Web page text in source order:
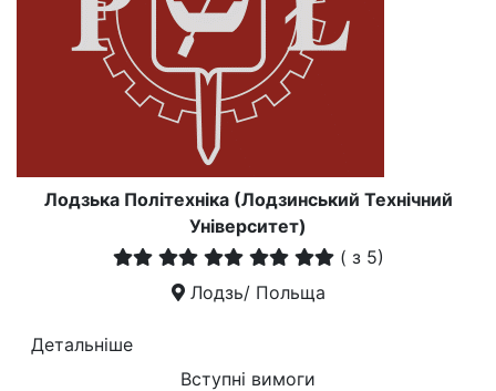
Лодзька Політехніка (Лодзинський Технічний
Університет)
( з 5)
Лодзь/ Польща
Детальніше
Вступні вимоги